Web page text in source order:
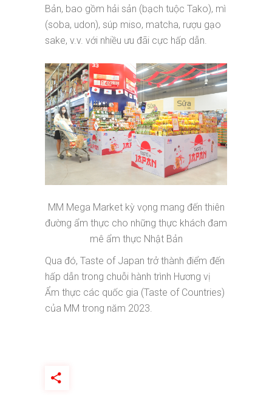
Bản, bao gồm hải sản (bạch tuộc Tako), mì
(soba, udon), súp miso, matcha, rượu gạo
sake, v.v. với nhiều ưu đãi cực hấp dẫn.
MM Mega Market kỳ vọng mang đến thiên
đường ẩm thực cho những thực khách đam
mê ẩm thực Nhật Bản
Qua đó, Taste of Japan trở thành điểm đến
hấp dẫn trong chuỗi hành trình Hương vị
Ẩm thực các quốc gia (Taste of Countries)
của MM trong năm 2023.